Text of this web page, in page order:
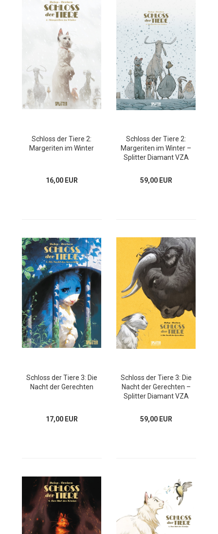
Schloss der Tiere 2:
Margeriten im Winter
16,00 EUR
Schloss der Tiere 2:
Margeriten im Winter –
Splitter Diamant VZA
59,00 EUR
Schloss der Tiere 3: Die
Nacht der Gerechten
17,00 EUR
Schloss der Tiere 3: Die
Nacht der Gerechten –
Splitter Diamant VZA
59,00 EUR